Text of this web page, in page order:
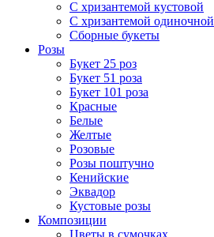
С хризантемой кустовой
С хризантемой одиночной
Сборные букеты
Розы
Букет 25 роз
Букет 51 роза
Букет 101 роза
Красные
Белые
Желтые
Розовые
Розы поштучно
Кенийские
Эквадор
Кустовые розы
Композиции
Цветы в сумочках